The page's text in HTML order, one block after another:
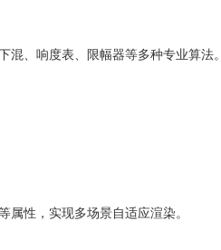
混、响度表、限幅器等多种专业算法。
属性，实现多场景自适应渲染。